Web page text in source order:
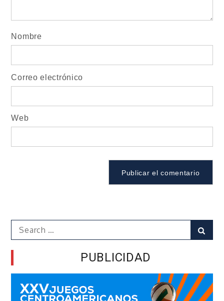
Nombre
Correo electrónico
Web
Search
for:
PUBLICIDAD